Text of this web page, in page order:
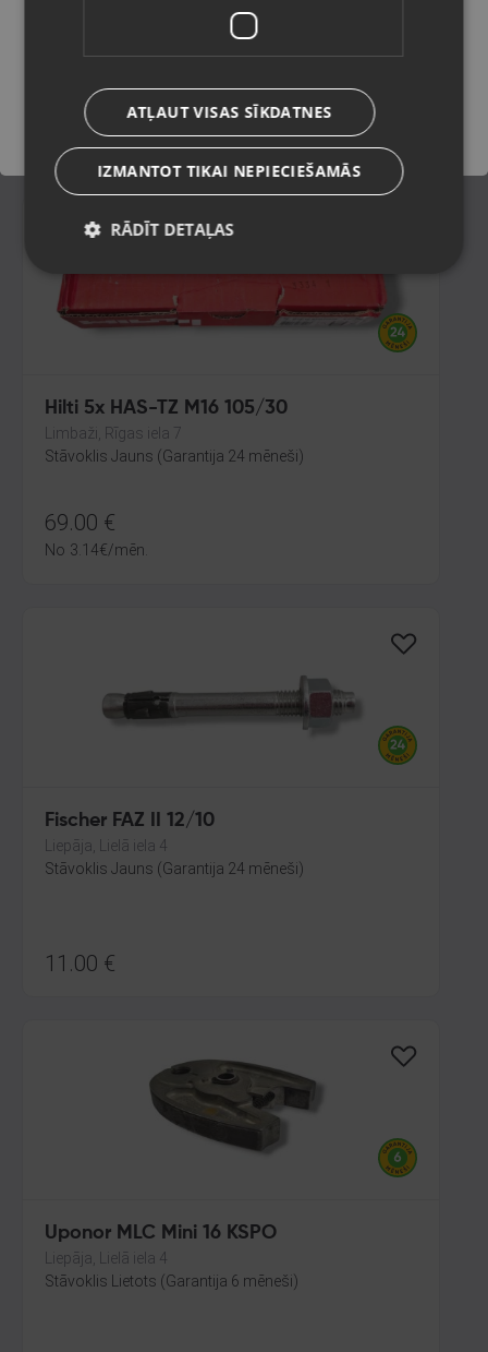
Stāvoklis Jauns (Garantija 24 mēneši)
12.00€
Hilti 5x HAS-TZ M16 105/30
Limbaži, Rīgas iela 7
Stāvoklis Jauns (Garantija 24 mēneši)
69.00 €
No 3.14€/mēn.
Fischer FAZ II 12/10
Liepāja, Lielā iela 4
Stāvoklis Jauns (Garantija 24 mēneši)
11.00 €
Uponor MLC Mini 16 KSPO
Liepāja, Lielā iela 4
Stāvoklis Lietots (Garantija 6 mēneši)
Saglabāt
ATĻAUT VISAS SĪKDATNES
IZMANTOT TIKAI NEPIECIEŠAMĀS
RĀDĪT DETAĻAS